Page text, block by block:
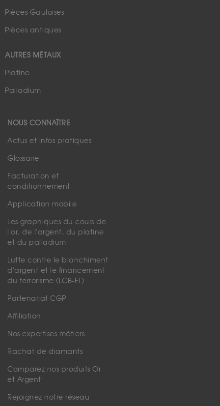
Pièces Gauloises
Pièces antiques
AUTRES MÉTAUX
Platine
Palladium
NOUS CONNAÎTRE
Actus et infos pratiques
Glossaire
Facturation et
conditionnement
Application mobile
Les graphiques du cours de
l'or, de l'argent, du platine
et du palladium
Lutte contre le blanchiment
d'argent et le financement
du terrorisme (LCB-FT)
Partenariat CGP
Affiliation
Nos expertises métiers
Rachat de diamants
Comparez nos produits Or
et Argent
Rejoignez notre réseau